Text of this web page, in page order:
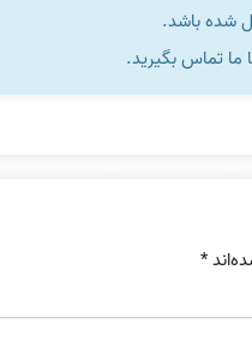
ما تماس بگیرید.
*